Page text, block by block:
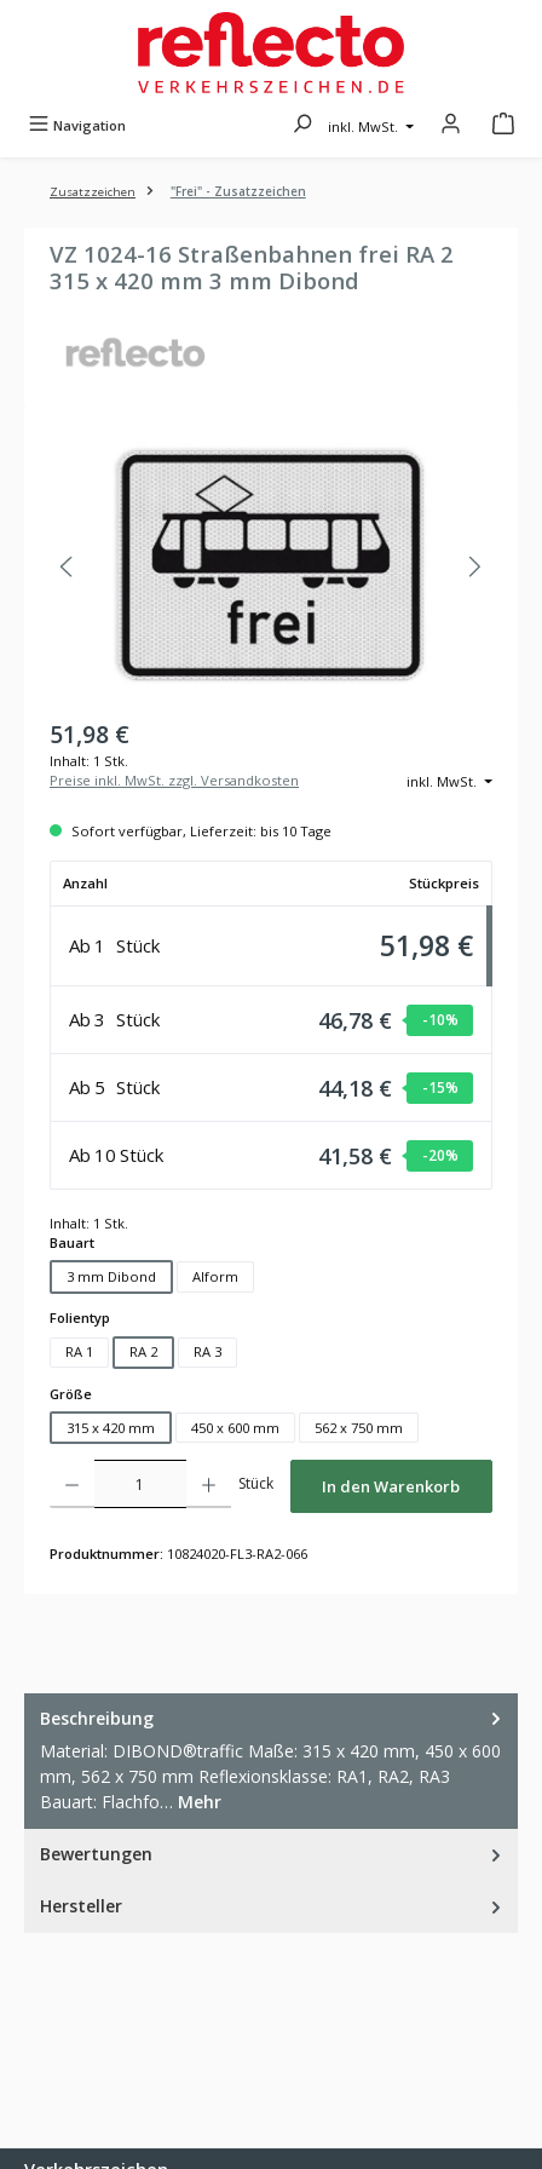
Navigation inkl. MwSt.
Zusatzzeichen "Frei" - Zusatzzeichen
VZ 1024-16 Straßenbahnen frei RA 2
315 x 420 mm 3 mm Dibond
51,98 €
Inhalt: 1 Stk.
inkl. MwSt.
Preise inkl. MwSt. zzgl. Versandkosten
Sofort verfügbar, Lieferzeit: bis 10 Tage
Anzahl Stückpreis
Ab 1 Stück 51,98 €
Ab 3 Stück 46,78 € -10%
Ab 5 Stück 44,18 € -15%
Ab 10 Stück 41,58 € -20%
Inhalt: 1 Stk.
Bauartauswählen
3 mm Dibond
Alform
Folientyp
RA 1
RA 2 RA 3
Größeauswählen
315 x 420 mm
450 x 600 mm 562 x 750 mm
Stück In den Warenkorb
Produktnummer: 10824020-FL3-RA2-066
Beschreibung
Material: DIBOND®traffic Maße: 315 x 420 mm, 450 x 600
mm, 562 x 750 mm Reflexionsklasse: RA1, RA2, RA3
Bauart: Flachfo… Mehr
Bewertungen
Hersteller